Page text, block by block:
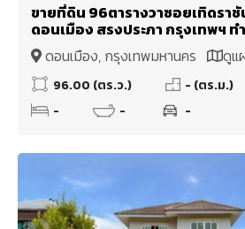
ขายที่ดิน 96ตารางวาซอยเทิดรา
ดอนเมือง สรงประภา กรุงเทพฯ
สนามบินนานาชาติดอนเมือง
ดอนเมือง, กรุงเทพมหานคร ดูแ
96.00 (ตร.ว.)
- (ตร.ม.)
-
- -